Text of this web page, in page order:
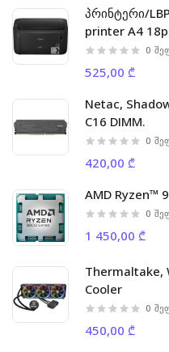
პრინტერი/
printer A4
5000p/m
0
525,00 ₾
Netac,
C16 DIMM.
0
420,00 ₾
AMD Ryzen™
0
1 450,00 ₾
Thermaltake,
Cooler
0
450,00 ₾